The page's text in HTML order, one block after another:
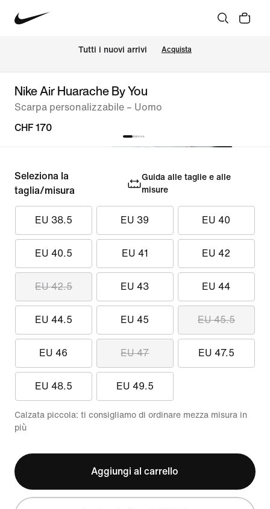
Tutti i nuovi arrivi Acquista
Nike Air Huarache By You
Scarpa personalizzabile – Uomo
CHF 170
Seleziona la
taglia/misura
Guida alle taglie e alle
misure
EU 38.5 EU 39 EU 40
EU 40.5 EU 41 EU 42
EU 42.5 EU 43 EU 44
EU 44.5 EU 45 EU 45.5
EU 46 EU 47 EU 47.5
EU 48.5 EU 49.5
Calzata piccola: ti consigliamo di ordinare mezza misura in
più
Aggiungi al carrello